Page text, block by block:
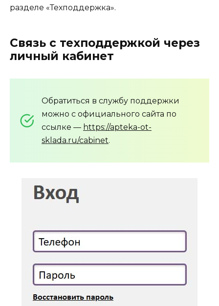
разделе «Техподдержка».
Связь с техподдержкой через
личный кабинет
Обратиться в службу поддержки
можно с официального сайта по
ссылке — https://apteka-ot-
sklada.ru/cabinet.